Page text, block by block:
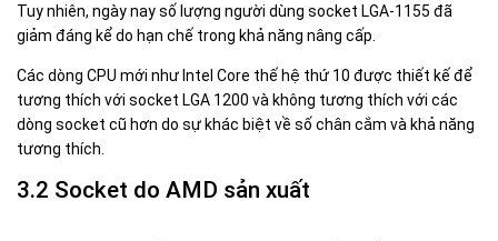
Tuy nhiên, ngày nay số lượng người dùng socket LGA-1155 đã
giảm đáng kể do hạn chế trong khả năng nâng cấp.
Các dòng CPU mới như Intel Core thế hệ thứ 10 được thiết kế để
tương thích với socket LGA 1200 và không tương thích với các
dòng socket cũ hơn do sự khác biệt về số chân cắm và khả năng
tương thích.
3.2 Socket do AMD sản xuất